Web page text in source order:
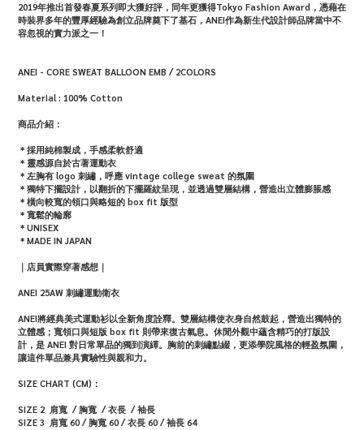
2019年推出首發春夏系列即大獲好評，同年更獲得Tokyo Fashion Award，憑藉在
時裝界多年的豐厚經驗為創立品牌奠下了基石，ANEI作為新生代設計師品牌當中不
容忽視的實力派之一！
ANEI - CORE SWEAT BALLOON EMB / 2COLORS
Material : 100% Cotton
商品介紹：
＊採用純棉製成，手感柔軟舒適
＊靈感源自於古著運動衣
＊左胸有 logo 刺繡，呼應 vintage college sweat 的氛圍
＊獨特下擺設計，以翻折的下擺羅紋呈現，並透過雙層結構，營造出立體膨脹感
＊橫向較寬的領口與略短的 box fit 版型
＊寬鬆的輪廓
＊UNISEX
＊MADE IN JAPAN
｜店員實際穿著感想｜
ANEI 25AW 刺繡運動衛衣
ANEI將經典美式運動衫以全新角度詮釋。雙層結構使衣身自然鼓起，營造出獨特的
立體感；寬領口與短版 box fit 則帶來復古氣息。休閒外觀中蘊含精巧的打版設
計，是 ANEI 對日常單品的獨到演繹。胸前的刺繡點綴，更添學院風格的輕盈氛圍，
讓這件單品兼具實驗性與親和力。
SIZE CHART (CM)：
SIZE 2 肩寬 / 胸寬 /衣長 / 袖長
SIZE 3 肩寬 60 / 胸寬 60 /衣長 60 / 袖長 64